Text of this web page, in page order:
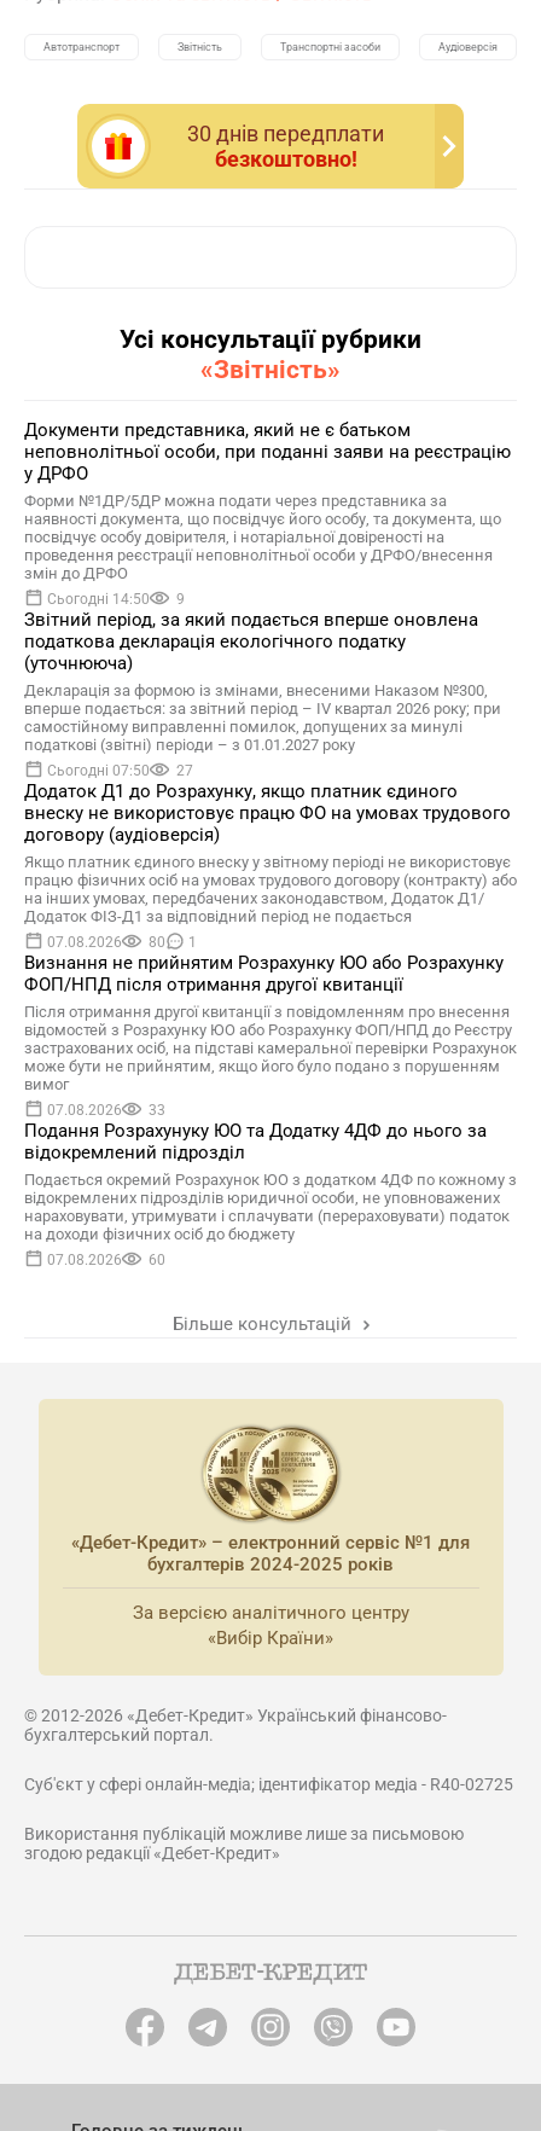
Автотранспорт Звітність Транспортні засоби Аудіоверсія
30 днiв передплати
безкоштовно!
Усі консультації рубрики
«Звітність»
Документи представника, який не є батьком
неповнолітньої особи, при поданні заяви на реєстрацію
у ДРФО
Форми №1ДР/5ДР можна подати через представника за
наявності документа, що посвідчує його особу, та документа, що
посвідчує особу довірителя, і нотаріальної довіреності на
проведення реєстрації неповнолітньої особи у ДРФО/внесення
змін до ДРФО
Сьогодні 14:50 9
Звітний період, за який подається вперше оновлена
податкова декларація екологічного податку
(уточнююча)
Декларація за формою із змінами, внесеними Наказом №300,
вперше подається: за звітний період – ІV квартал 2026 року; при
самостійному виправленні помилок, допущених за минулі
податкові (звітні) періоди – з 01.01.2027 року
Сьогодні 07:50 27
Додаток Д1 до Розрахунку, якщо платник єдиного
внеску не використовує працю ФО на умовах трудового
договору (аудіоверсія)
Якщо платник єдиного внеску у звітному періоді не використовує
працю фізичних осіб на умовах трудового договору (контракту) або
на інших умовах, передбачених законодавством, Додаток Д1/
Додаток ФІЗ-Д1 за відповідний період не подається
07.08.2026 80 1
Визнання не прийнятим Розрахунку ЮО або Розрахунку
ФОП/НПД після отримання другої квитанції
Після отримання другої квитанції з повідомленням про внесення
відомостей з Розрахунку ЮО або Розрахунку ФОП/НПД до Реєстру
застрахованих осіб, на підставі камеральної перевірки Розрахунок
може бути не прийнятим, якщо його було подано з порушенням
вимог
07.08.2026 33
Подання Розрахунуку ЮО та Додатку 4ДФ до нього за
відокремлений підрозділ
Подається окремий Розрахунок ЮО з додатком 4ДФ по кожному з
відокремлених підрозділів юридичної особи, не уповноважених
нараховувати, утримувати і сплачувати (перераховувати) податок
на доходи фізичних осіб до бюджету
07.08.2026 60
Більше консультацій
«Дебет-Кредит» – електронний сервіс №1 для
бухгалтерів 2024-2025 років
За версією аналітичного центру
«Вибір Країни»
© 2012-2026 «Дебет-Кредит» Український фінансово-
бухгалтерський портал.
Суб'єкт у сфері онлайн-медіа; ідентифікатор медіа - R40-02725
Використання публікацій можливе лише за письмовою
згодою редакції «Дебет-Кредит»